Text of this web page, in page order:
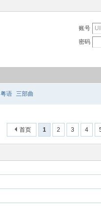
账号
密码
粤语 三部曲
1 2 3 4
首页